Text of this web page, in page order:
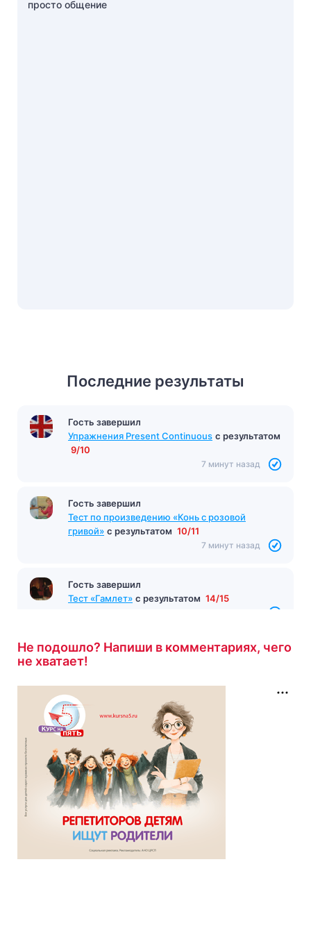
Последние результаты
Гость завершил
Тест «Отцы и дети» с результатом 15/15
Гость завершил
Упражнения Present Continuous с результатом
9/10
7 минут назад
Гость завершил
Тест по произведению «Конь с розовой
гривой» с результатом 10/11
7 минут назад
Гость завершил
Тест «Гамлет» с результатом 14/15
Не подошло? Напиши в комментариях, чего
не хватает!
просто общение